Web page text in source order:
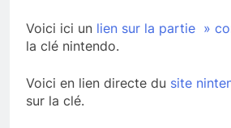
Voici ici un lien sur la partie »
la clé nintendo.
Voici en lien directe du site
sur la clé.